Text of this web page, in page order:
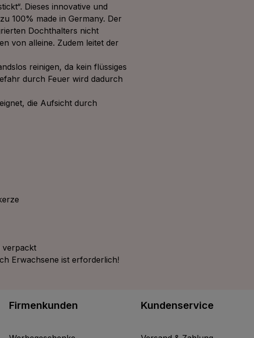
Dieses innovative und
100% made in Germany. Der
Dochthalters nicht
von alleine. Zudem leitet der
reinigen, da kein flüssiges
durch Feuer wird dadurch
die Aufsicht durch
verpackt
Erwachsene ist erforderlich!
Firmenkunden Kundenservice